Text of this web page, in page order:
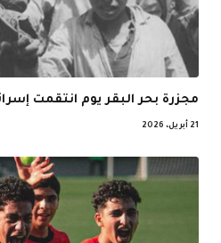
مجزرة بحر البقر يوم انتقمت
21 أبريل، 2026